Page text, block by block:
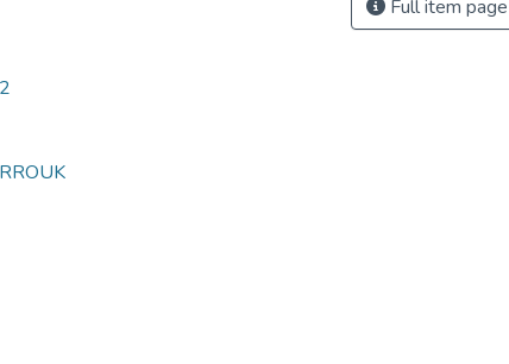
Full item page